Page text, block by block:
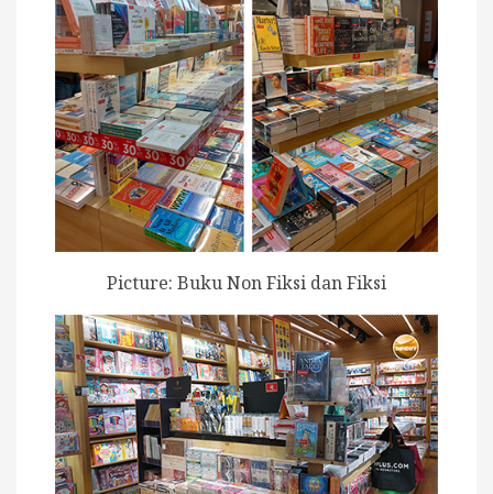
Picture: Buku Non Fiksi dan Fiksi